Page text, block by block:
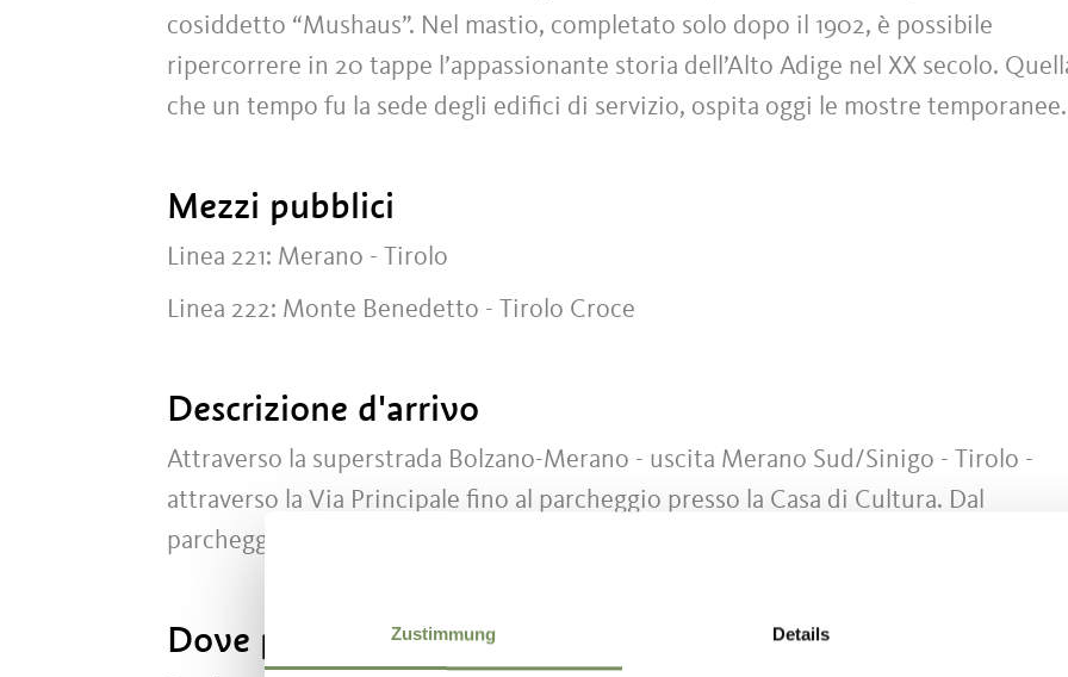
Zustimmung Details
cosiddetto “Mushaus”. Nel mastio, completato solo dopo il 1902, è possibile
ripercorrere in 20 tappe l’appassionante storia dell’Alto Adige nel XX secolo.
che un tempo fu la sede degli edifici di servizio, ospita oggi le mostre temporanee.
Mezzi pubblici
Linea 221: Merano - Tirolo
Linea 222: Monte Benedetto - Tirolo Croce
Descrizione d'arrivo
Attraverso la superstrada Bolzano-Merano - uscita Merano Sud/Sinigo - Tirolo -
attraverso la Via Principale fino al parcheggio presso la Casa di Cultura. Dal
parcheggio a piedi attraverso la passeggiata Falkner e Via del Castello a Castel
Dove parcheggiare